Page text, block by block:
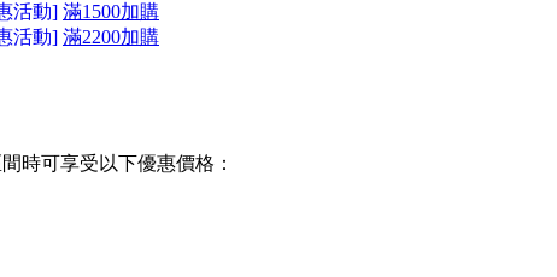
活動] 滿1500加購
活動] 滿2200加購
時可享受以下優惠價格：